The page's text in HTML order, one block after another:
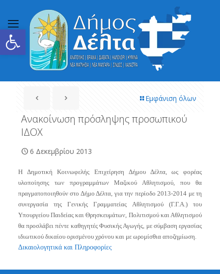
Ανοίξτε τη γραμμή εργαλείων
Εμφάνιση όλων
Ανακοίνωση πρόσληψης προσωπικού
ΙΔΟΧ
6 Δεκεμβρίου 2013
Η Δημοτική Κοινωφελής Επιχείρηση Δήμου Δέλτα, ως φορέας
υλοποίησης των προγραμμάτων Μαζικού Αθλητισμού, που θα
πραγματοποιηθούν στο Δήμο Δέλτα, για την περίοδο 2013-2014 με τη
συνεργασία της Γενικής Γραμματείας Αθλητισμού (Γ.Γ.Α.) του
Υπουργείου Παιδείας και Θρησκευμάτων, Πολιτισμού και Αθλητισμού
θα προσλάβει πέντε καθηγητές Φυσικής Αγωγής, με σύμβαση εργασίας
ιδιωτικού δικαίου ορισμένου χρόνου και με ωρομίσθια αποζημίωση.
Δικαιολογητικά και Πληροφορίες